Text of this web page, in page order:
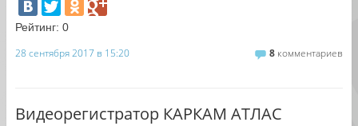
Рейтинг: 0
28 сентября 2017 в 15:20 8 комментариев
Видеорегистратор КАРКАМ АТЛАС